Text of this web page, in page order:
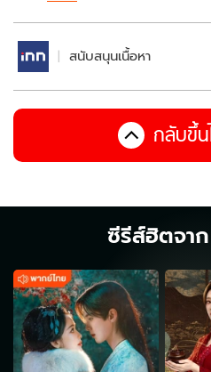
สนับสนุนเนื้อหา
กลับขึ้
ซีรีส์ฮิตจาก